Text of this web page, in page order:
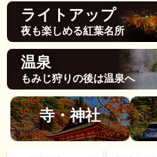
ライトアップ
夜も楽しめる紅葉名所
温泉
もみじ狩りの後は温泉へ
寺・神社